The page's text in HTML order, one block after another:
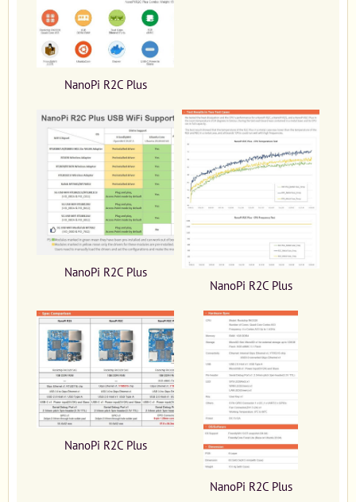
NanoPi R2C Plus
NanoPi R2C Plus
NanoPi R2C Plus
NanoPi R2C Plus
NanoPi R2C Plus